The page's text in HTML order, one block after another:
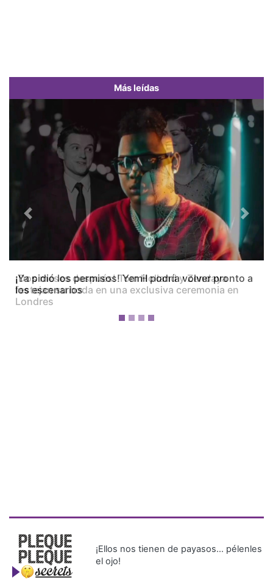
Más leídas
¡Dos meses después! Tom Holland y Zendaya
festejan su boda en una exclusiva ceremonia en
Londres
Previous Next
¡Ellos nos tienen de payasos… pélenles
el ojo!